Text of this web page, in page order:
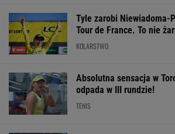
Tyle zarobi Niewiadoma-
Tour de France. To nie
KOLARSTWO
Absolutna sensacja w
odpada w III rundzie!
TENIS